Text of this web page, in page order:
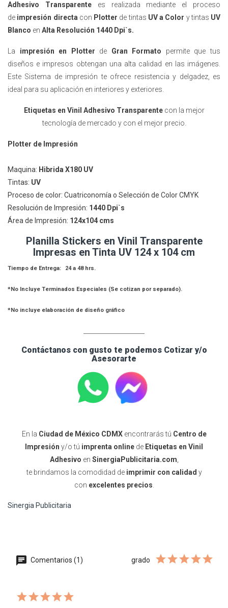
Adhesivo Transparente es realizada mediante el proceso
de impresión directa con Plotter de tintas UV a Color y tintas UV
Blanco en Alta Resolución 1440 Dpi`s.
La impresión en Plotter de Gran Formato permite que tus
diseños e impresos obtengan una alta calidad en las imágenes.
Este Sistema de impresión te ofrece resistencia y delgadez, es
ideal para su aplicación en interiores y exteriores.
Etiquetas en Vinil Adhesivo Transparentecon la mejor
tecnología de mercado y con el mejor precio.
Plotter de Impresión
Maquina: Hibrida X180 UV
Tintas: UV
Proceso de color: Cuatriconomía o Selección de Color CMYK
Resolución de Impresión: 1440 Dpi`s
Área de Impresión: 124x104 cms
Planilla Stickers en Vinil Transparente
Impresas en Tinta UV 124 x 104 cm
Tiempo de Entrega: 24 a 48 hrs.
*No Incluye Terminados Especiales (Se cotizan por separado).
*No incluye elaboración de diseño gráfico
Contáctanos con gusto te podemos Cotizar y/o
Asesorarte
En la Ciudad de México CDMXencontrarás tú Centro de
Impresión y/o tú imprenta online de Etiquetas en Vinil
Adhesivo en SinergiaPublicitaria.com
te brindamos la comodidad de imprimir con calidad y
con excelentes precios
Sinergia Publicitaria
Comentarios (1) grado